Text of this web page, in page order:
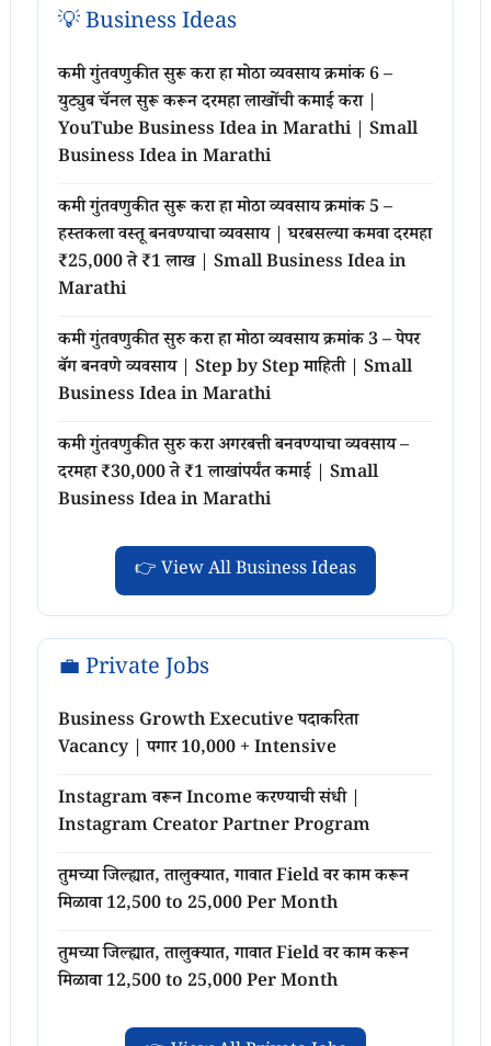
💡 Business Ideas
कमी गुंतवणुकीत सुरू करा हा मोठा व्यवसाय क्रमांक 6 –
युट्युब चॅनल सुरू करून दरमहा लाखोंची कमाई करा |
YouTube Business Idea in Marathi | Small
Business Idea in Marathi
कमी गुंतवणुकीत सुरू करा हा मोठा व्यवसाय क्रमांक 5 –
हस्तकला वस्तू बनवण्याचा व्यवसाय | घरबसल्या कमवा दरमहा
₹25,000 ते ₹1 लाख | Small Business Idea in
Marathi
कमी गुंतवणुकीत सुरु करा हा मोठा व्यवसाय क्रमांक 3 – पेपर
बॅग बनवणे व्यवसाय | Step by Step माहिती | Small
Business Idea in Marathi
कमी गुंतवणुकीत सुरु करा अगरबत्ती बनवण्याचा व्यवसाय –
दरमहा ₹30,000 ते ₹1 लाखांपर्यंत कमाई | Small
Business Idea in Marathi
👉 View All Business Ideas
💼 Private Jobs
Business Growth Executive पदाकरिता
Vacancy | पगार 10,000 + Intensive
Instagram वरून Income करण्याची संधी |
Instagram Creator Partner Program
तुमच्या जिल्ह्यात, तालुक्यात, गावात Field वर काम करून
मिळावा 12,500 to 25,000 Per Month
तुमच्या जिल्ह्यात, तालुक्यात, गावात Field वर काम करून
मिळावा 12,500 to 25,000 Per Month